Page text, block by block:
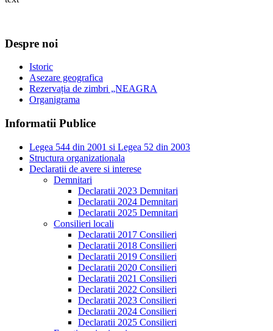
Despre noi
Istoric
Asezare geografica
Rezervația de zimbri „NEAGRA
Organigrama
Informatii Publice
Legea 544 din 2001 si Legea 52 din 2003
Structura organizationala
Declaratii de avere si interese
Demnitari
Declaratii 2023 Demnitari
Declaratii 2024 Demnitari
Declaratii 2025 Demnitari
Consilieri locali
Declaratii 2017 Consilieri
Declaratii 2018 Consilieri
Declaratii 2019 Consilieri
Declaratii 2020 Consilieri
Declaratii 2021 Consilieri
Declaratii 2022 Consilieri
Declaratii 2023 Consilieri
Declaratii 2024 Consilieri
Declaratii 2025 Consilieri